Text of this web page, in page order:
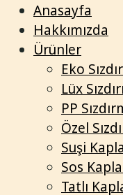
Anasayfa
Hakkımızda
Ürünler
Eko
Lüx
PP
Özel
Suşi
Sos
Tatlı